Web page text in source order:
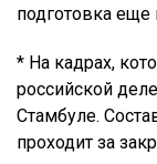
подготовка еще
* На кадрах,
российской
Стамбуле.
проходит за